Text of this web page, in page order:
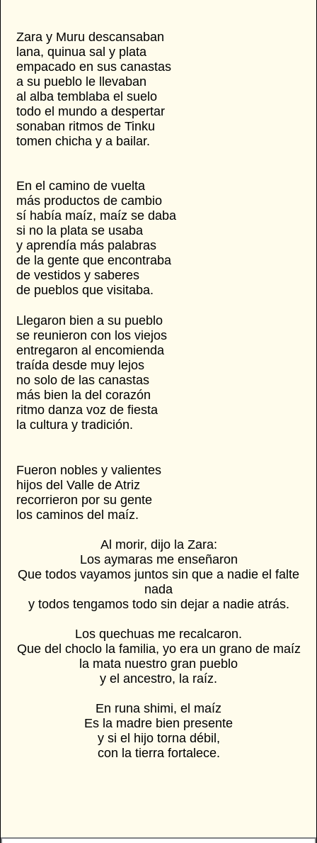
Zara y Muru descansaban
lana, quinua sal y plata
empacado en sus canastas
a su pueblo le llevaban
al alba temblaba el suelo
todo el mundo a despertar
sonaban ritmos de Tinku
tomen chicha y a bailar.
En el camino de vuelta
más productos de cambio
sí había maíz, maíz se daba
si no la plata se usaba
y aprendía más palabras
de la gente que encontraba
de vestidos y saberes
de pueblos que visitaba.
Llegaron bien a su pueblo
se reunieron con los viejos
entregaron al encomienda
traída desde muy lejos
no solo de las canastas
más bien la del corazón
ritmo danza voz de fiesta
la cultura y tradición.
Fueron nobles y valientes
hijos del Valle de Atriz
recorrieron por su gente
los caminos del maíz.
Al morir, dijo la Zara:
Los aymaras me enseñaron
Que todos vayamos juntos sin que a nadie el falte
nada
y todos tengamos todo sin dejar a nadie atrás.
Los quechuas me recalcaron.
Que del choclo la familia, yo era un grano de maíz
la mata nuestro gran pueblo
y el ancestro, la raíz.
En runa shimi, el maíz
Es la madre bien presente
y si el hijo torna débil,
con la tierra fortalece.